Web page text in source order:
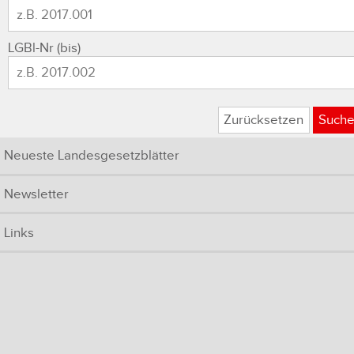
LGBl-Nr (bis)
Zurücksetzen
Neueste Landesgesetzblätter
Newsletter
Links